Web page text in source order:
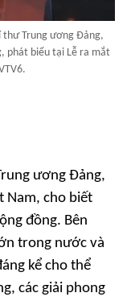
thư Trung ương Đảng,
phát biểu tại Lễ ra mắt
ương Đảng,
Nam, cho biết
đồng. Bên
trong nước và
kể cho thể
các giải phong